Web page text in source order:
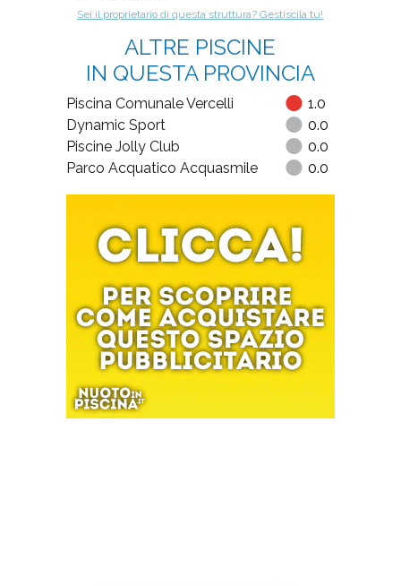
Sei il proprietario di questa struttura? Gestiscila tu!
ALTRE PISCINE
IN QUESTA PROVINCIA
Piscina Comunale Vercelli
1.0
Dynamic Sport
0.0
Piscine Jolly Club
0.0
Parco Acquatico Acquasmile
0.0